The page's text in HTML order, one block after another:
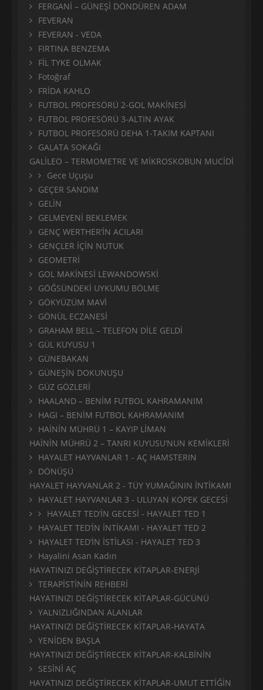
FERGANİ – GÜNEŞİ DÖNDÜREN ADAM
FEVERAN
FEVERAN - VEDA
FIRTINA BENZEMA
FİL TYKE OLMAK
Fotoğraf
FRİDA KAHLO
FUTBOL PROFESÖRÜ 2-GOL MAKİNESİ
FUTBOL PROFESÖRÜ 3-ALTIN AYAK
FUTBOL PROFESÖRÜ DEHA 1-TAKIM KAPTANI
GALATA SOKAĞI
GALİLEO – TERMOMETRE VE MİKROSKOBUN MUCİDİ
Gece Uçuşu
GEÇER SANDIM
GELİN
GELMEYENİ BEKLEMEK
GENÇ WERTHER’İN ACILARI
GENÇLER İÇİN NUTUK
GEOMETRİ
GOL MAKİNESİ LEWANDOWSKİ
GÖĞSÜNDEKİ UYKUMU BÖLME
GÖKYÜZÜM MAVİ
GÖNÜL ECZANESİ
GRAHAM BELL – TELEFON DİLE GELDİ
GÜL KUYUSU 1
GÜNEBAKAN
GÜNEŞİN DOKUNUŞU
GÜZ GÖZLERİ
HAALAND – BENİM FUTBOL KAHRAMANIM
HAGI – BENİM FUTBOL KAHRAMANIM
HAİNİN MÜHRÜ 1 – KAYIP LİMAN
HAİNİN MÜHRÜ 2 – TANRI KUYUSU’NUN KEMİKLERİ
HAYALET HAYVANLAR 1 - AÇ HAMSTERIN
DÖNÜŞÜ
HAYALET HAYVANLAR 2 - TÜY YUMAĞININ İNTİKAMI
HAYALET HAYVANLAR 3 - ULUYAN KÖPEK GECESİ
HAYALET TED’İN GECESİ - HAYALET TED 1
HAYALET TED’İN İNTİKAMI - HAYALET TED 2
HAYALET TED’İN İSTİLASI - HAYALET TED 3
Hayalini Asan Kadın
HAYATINIZI DEĞİŞTİRECEK KİTAPLAR-ENERJİ
TERAPİSTİNİN REHBERİ
HAYATINIZI DEĞİŞTİRECEK KİTAPLAR-GÜCÜNÜ
YALNIZLIĞINDAN ALANLAR
HAYATINIZI DEĞİŞTİRECEK KİTAPLAR-HAYATA
YENİDEN BAŞLA
HAYATINIZI DEĞİŞTİRECEK KİTAPLAR-KALBİNİN
SESİNİ AÇ
HAYATINIZI DEĞİŞTİRECEK KİTAPLAR-UMUT ETTİĞİN